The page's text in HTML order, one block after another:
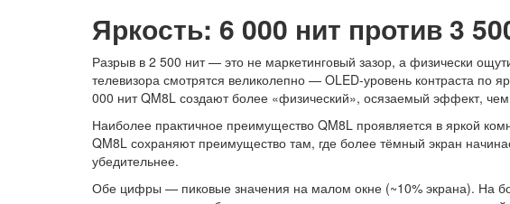
Яркость: 6 000 нит против 3
Разрыв в 2 500 нит — это не маркетинговый зазор, а физически
телевизора смотрятся великолепно — OLED-уровень контраста
000 нит QM8L создают более «физический», осязаемый эффект,
Наиболее практичное преимущество QM8L проявляется в яркой
QM8L сохраняют преимущество там, где более тёмный экран
убедительнее.
Обе цифры — пиковые значения на малом окне (~10% экрана). На